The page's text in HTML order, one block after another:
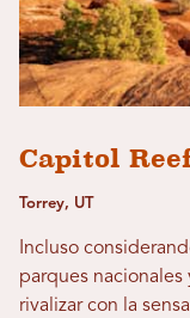
Capitol
Torrey, UT
Incluso
parques
rivalizar con la